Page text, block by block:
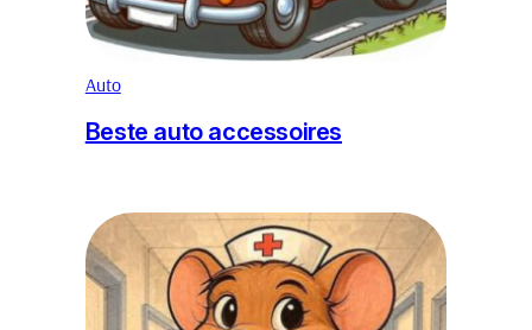
Auto
Beste auto accessoires